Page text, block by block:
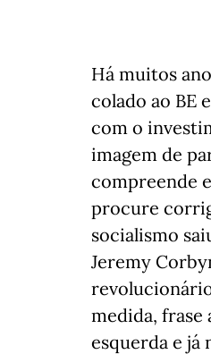
Há muitos
colado ao BE
com o
imagem de
compreende
procure
socialismo
Jeremy
medida,
esquerda e já